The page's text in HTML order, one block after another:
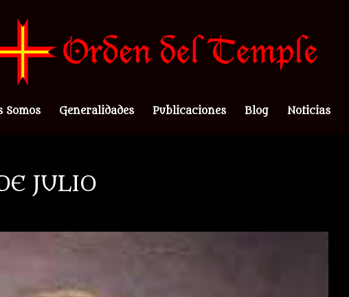
Somos Generalidades Publicaciones Blog Noticias
JULIO